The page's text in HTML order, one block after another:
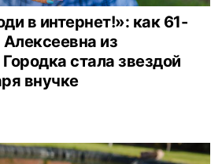
в интернет!»: как 61-
Алексеевна из
стала звездой
внучке